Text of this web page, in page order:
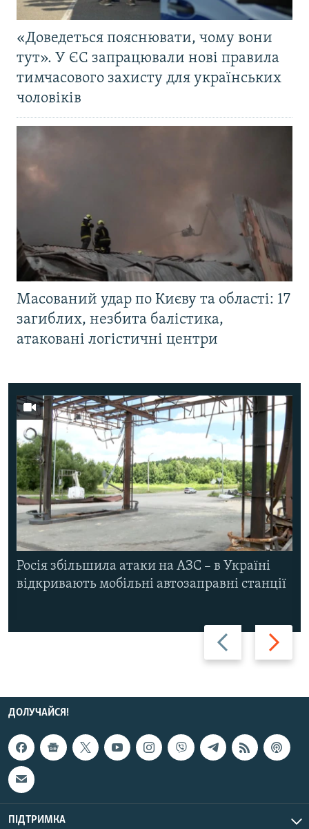
«Доведеться пояснювати, чому вони
тут». У ЄС запрацювали нові правила
тимчасового захисту для українських
чоловіків
Масований удар по Києву та області: 17
загиблих, незбита балістика,
атаковані логістичні центри
Назад Вперед
Росія збільшила атаки на АЗС – в Україні
відкривають мобільні автозаправні станції
ДОЛУЧАЙСЯ!
ПІДТРИМКА